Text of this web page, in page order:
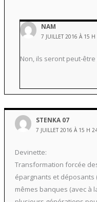
NAM
7 JUILLET 2016 À 15
Non, ils seront peut-
STENKA 07
7 JUILLET 2016 À 15 H
Devinette:
Transformation forcée
épargnants et déposants
mêmes banques (avec à